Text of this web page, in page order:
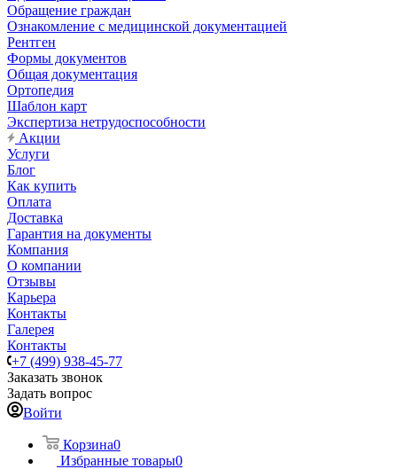
Обращение граждан
Ознакомление с медицинской документацией
Рентген
Формы документов
Общая документация
Ортопедия
Шаблон карт
Экспертиза нетрудоспособности
Акции
Услуги
Блог
Как купить
Оплата
Доставка
Гарантия на документы
Компания
О компании
Отзывы
Карьера
Контакты
Галерея
Контакты
+7 (499) 938-45-77
Заказать звонок
Задать вопрос
Войти
Корзина0
Избранные товары0